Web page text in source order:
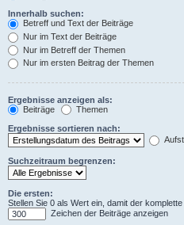
Innerhalb suchen:
Betreff und Text der Beiträge
Nur im Text der Beiträge
Nur im Betreff der Themen
Nur im ersten Beitrag der Themen
Ergebnisse anzeigen als:
Beiträge
Themen
Ergebnisse sortieren nach:
Suchzeitraum begrenzen:
Die ersten:
Stellen Sie 0 als Wert ein, damit der
Zeichen der Beiträge anzeigen